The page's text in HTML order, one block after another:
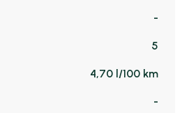
-
5
4,70 l/100 km
-